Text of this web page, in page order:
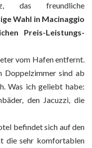
das freundliche
Wahl in Macinaggio
Preis-Leistungs-
vom Hafen entfernt.
Doppelzimmer sind ab
Was ich geliebt habe:
den Jacuzzi, die
befindet sich auf den
die sehr komfortablen